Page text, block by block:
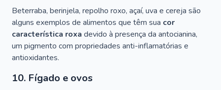
Beterraba, berinjela, repolho roxo, açaí, uva e cereja são
alguns exemplos de alimentos que têm sua cor
característica roxa devido à presença da antocianina,
um pigmento com propriedades anti-inflamatórias e
antioxidantes.
10. Fígado e ovos